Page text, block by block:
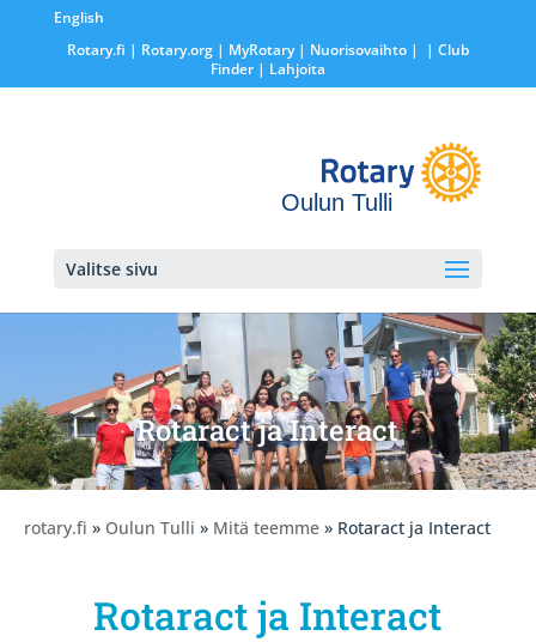
English
Rotary.fi | Rotary.org| MyRotary | Nuorisovaihto|
| Club
Finder| Lahjoita
Oulun Tulli
Valitse sivu
Rotaract ja Interact
rotary.fi » Oulun Tulli » Mitä teemme » Rotaract ja Interact
Rotaract ja Interact